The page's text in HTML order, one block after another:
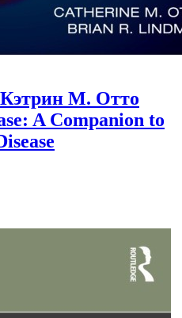
М. Отто
A Companion to